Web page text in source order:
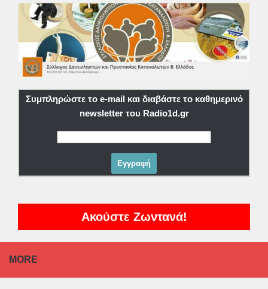
Συμπληρώστε το e-mail και διαβάστε το καθημερινό
newsletter του Radio1d.gr
Ακούστε Ζωντανά!
MORE